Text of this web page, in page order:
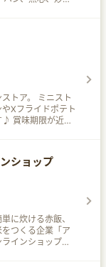
トア。 ミニスト
Xフライドポテト
い
ショップ
に炊ける赤飯、
つくる企業「ア
インショップで